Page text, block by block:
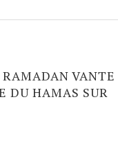
VANTE
DU HAMAS SUR